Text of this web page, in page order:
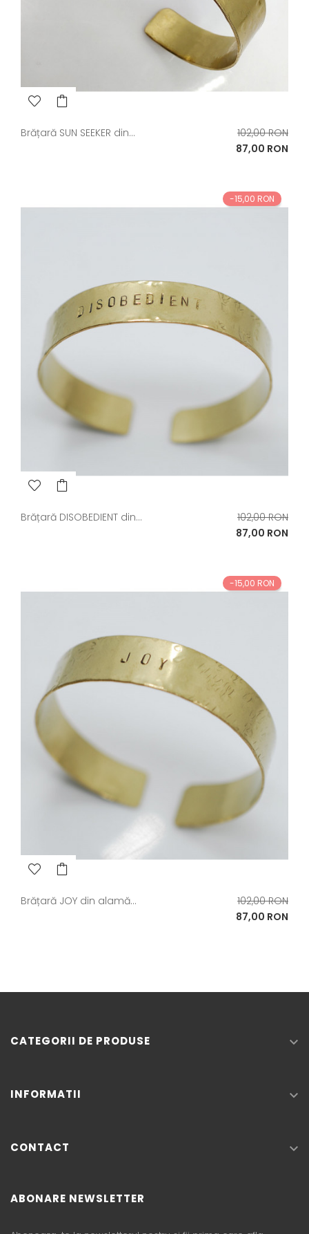
Brățară SUN SEEKER din...
Pret
de
102,00 RON
Pret
87,00 RON
-15,00 RON
Brățară DISOBEDIENT din...
Pret
de
102,00 RON
Pret
87,00 RON
-15,00 RON
Brățară JOY din alamă...
Pret
de
102,00 RON
Pret
87,00 RON
CATEGORII DE PRODUSE 
INFORMATII 
CONTACT 
ABONARE NEWSLETTER